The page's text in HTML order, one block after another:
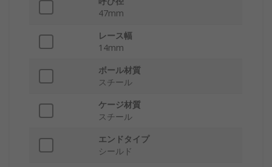
47mm
レース幅
14mm
ボール材質
スチール
ケージ材質
スチール
エンドタイプ
シールド